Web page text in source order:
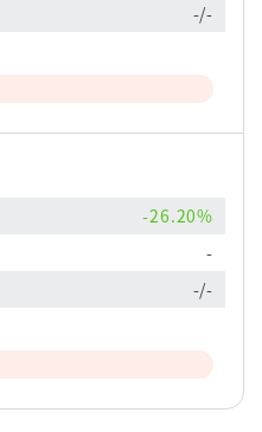
-/-
-26.20%
-
-/-